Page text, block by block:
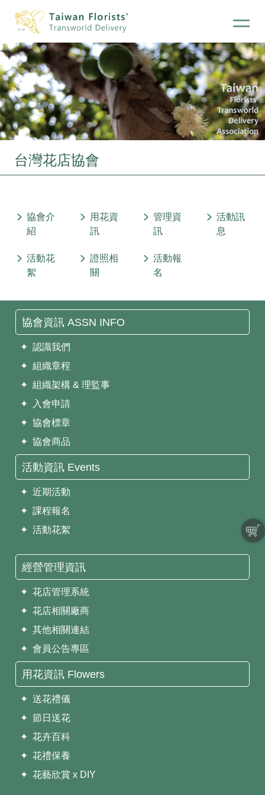
台灣花店協會
協會介
紹
用花資
訊
管理資
訊
活動訊
息
活動花
絮
證照相
關
活動報
名
協會資訊 ASSN INFO
✦ 認識我們
✦ 組織章程
✦ 組織架構 & 理監事
✦ 入會申請
✦ 協會標章
✦ 協會商品
活動資訊 Events
✦ 近期活動
✦ 課程報名
✦ 活動花絮
經營管理資訊
✦ 花店管理系統
✦ 花店相關廠商
✦ 其他相關連結
✦ 會員公告專區
用花資訊 Flowers
✦ 送花禮儀
✦ 節日送花
✦ 花卉百科
✦ 花禮保養
✦ 花藝欣賞 x DIY